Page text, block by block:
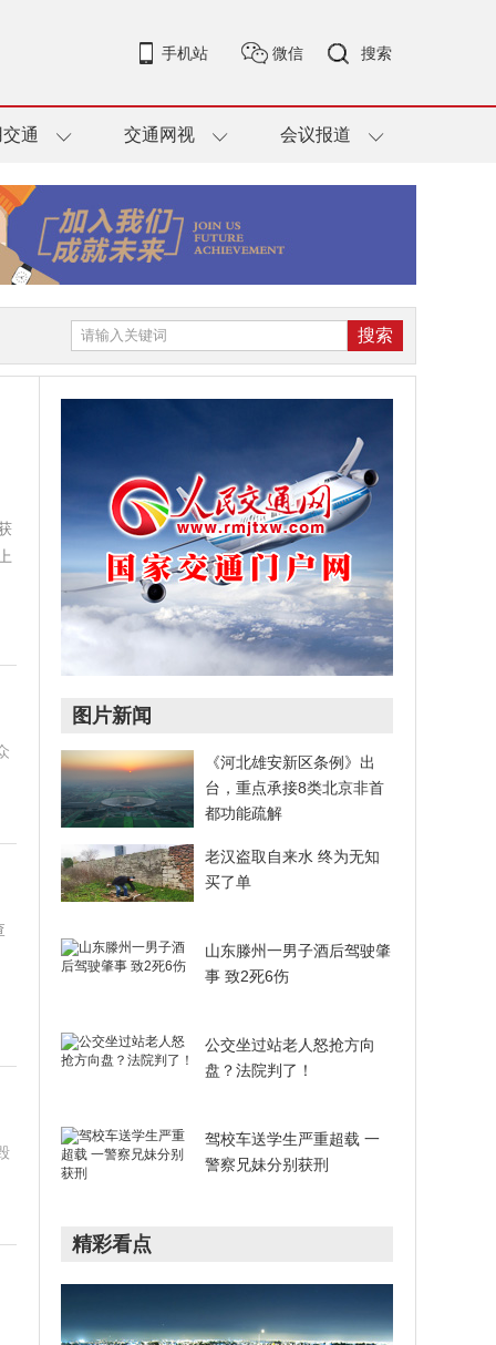
手机站 微信 搜索
通 交通网视 会议报道
图片新闻
《河北雄安新区条例》出
台，重点承接8类北京非首
都功能疏解
老汉盗取自来水 终为无知
买了单
山东滕州一男子酒后驾驶肇
事 致2死6伤
公交坐过站老人怒抢方向
盘？法院判了！
驾校车送学生严重超载 一
警察兄妹分别获刑
精彩看点